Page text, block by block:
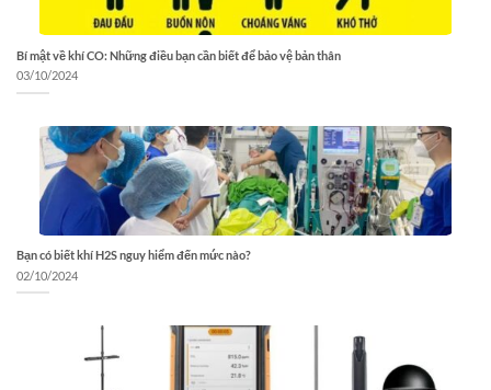
Bí mật về khí CO: Những điều bạn cần biết để bảo vệ bản thân
03/10/2024
Bạn có biết khí H2S nguy hiểm đến mức nào?
02/10/2024